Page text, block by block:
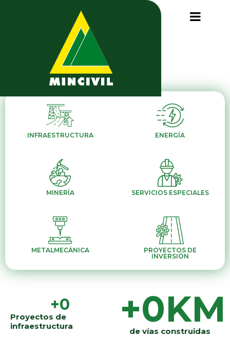
INFRAESTRUCTURA ENERGÍA
MINERÍA SERVICIOS ESPECIALES
METALMECÁNICA
PROYECTOS DE
INVERSIÓN
Proyectos de
infraestructura
+0
de vías construidas
+0KM